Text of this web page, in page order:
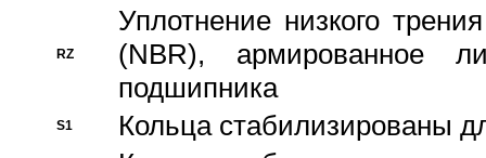
RZ
Уплотнение низкого
(NBR), армированное
подшипника
S1 Кольца стабилизированы